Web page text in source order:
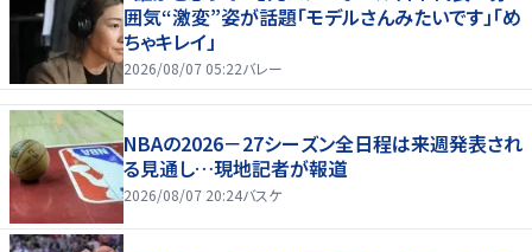
囲気“激変”姿が話題「モデルさんみたいです」「め
ちゃキレイ」
2026/08/07 05:22バレー
NBAの2026－27シーズン全日程は来週発表され
る見通し…現地記者が報道
2026/08/07 20:24バスケ